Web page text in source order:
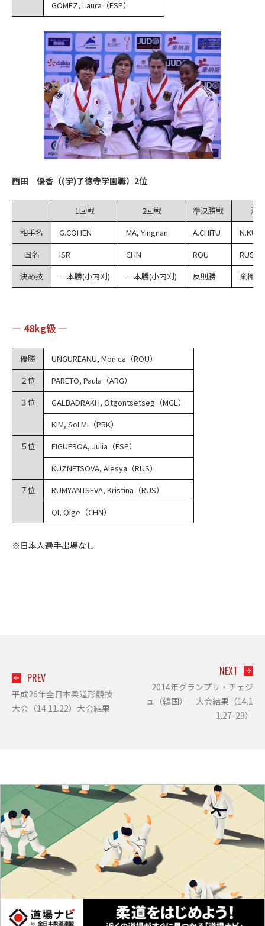
GOMEZ, Laura（ESP）
西田 優香（(学)了徳寺学園職）2位
1回戦 2回戦 準決勝戦
決
相手名
G.COHEN MA, Yingnan A.CHITU
国名
ISR CHN ROU
RUS
決め技
一本勝(小内刈) 一本勝(小内刈) 反則勝 棄権負
― 48kg級 ―
優勝
UNGUREANU, Monica（ROU）
２位
PARETO, Paula（ARG）
３位
GALBADRAKH, Otgontsetseg（MGL）
KIM, Sol Mi（PRK）
５位
FIGUEROA, Julia（ESP）
KUZNETSOVA, Alesya（RUS）
７位
RUMYANTSEVA, Kristina（RUS）
QI, Qige（CHN）
※日本人選手出場なし
PREV
平成26年全日本柔道形競技
大会（14.11.22）大会結果
NEXT
2014年グランプリ・チェジ
ュ（韓国） 大会結果（14.1
1.27-29）